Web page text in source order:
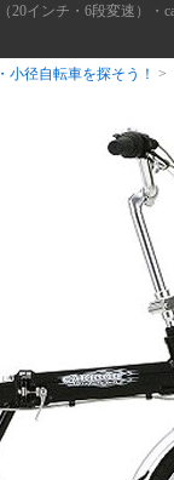
20インチ・6段変速）・
小径自転車を探そう！ >